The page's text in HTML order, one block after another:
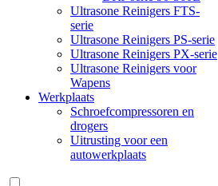
Ultrasone Reinigers FTS-
serie
Ultrasone Reinigers PS-serie
Ultrasone Reinigers PX-serie
Ultrasone Reinigers voor
Wapens
Werkplaats
Schroefcompressoren en
drogers
Uitrusting voor een
autowerkplaats